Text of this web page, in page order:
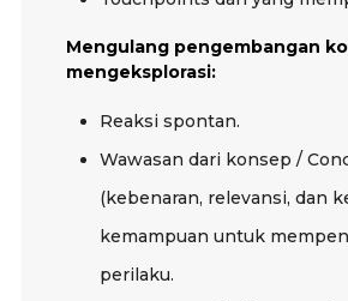
Mengulang pengembangan
mengeksplorasi:
Reaksi spontan.
Wawasan dari konsep /
(kebenaran, relevansi, dan
kemampuan untuk
perilaku.